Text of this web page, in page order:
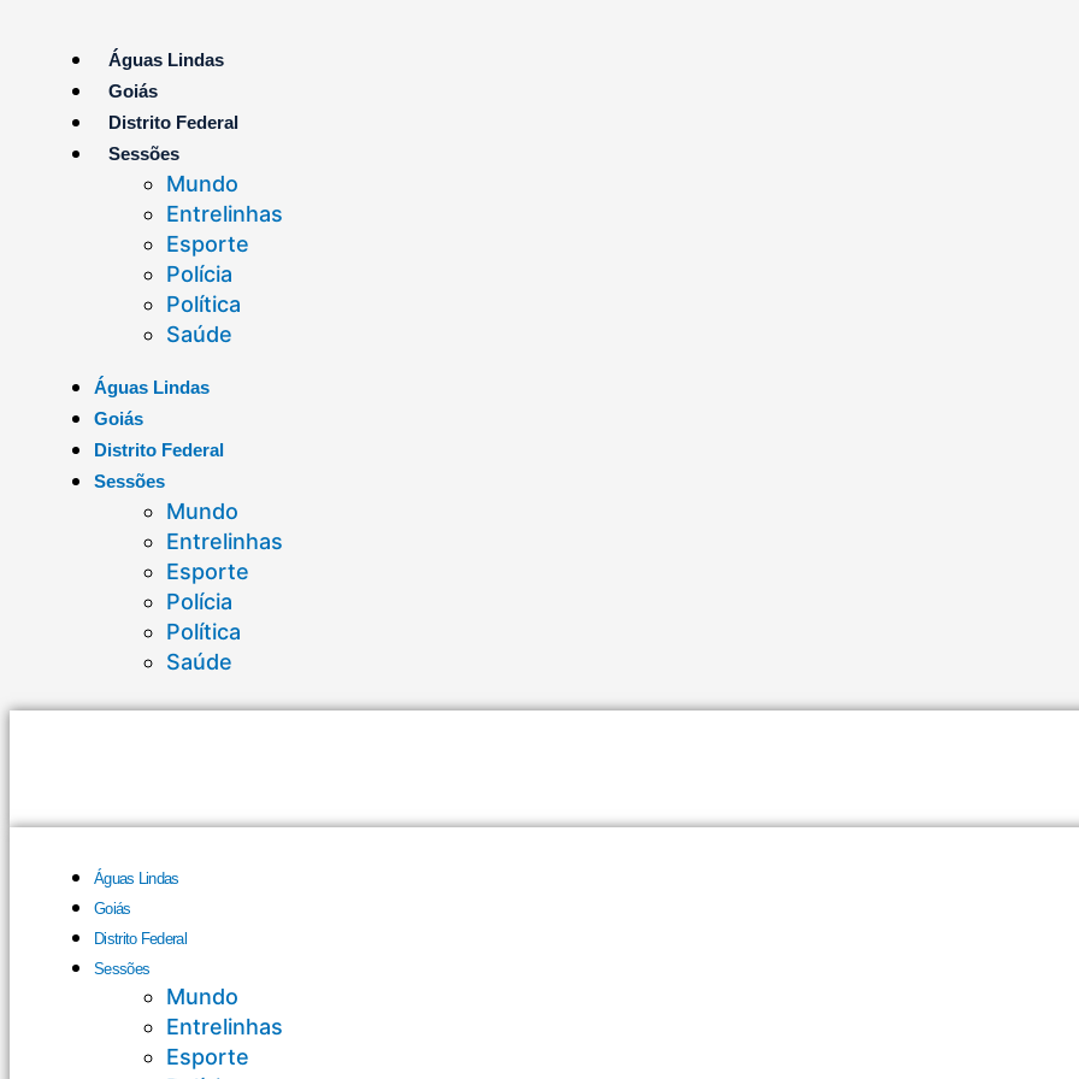
Águas Lindas
Goiás
Distrito Federal
Sessões
Mundo
Entrelinhas
Esporte
Polícia
Política
Saúde
Águas Lindas
Goiás
Distrito Federal
Sessões
Mundo
Entrelinhas
Esporte
Polícia
Política
Saúde
Águas Lindas
Goiás
Distrito Federal
Sessões
Mundo
Entrelinhas
Esporte